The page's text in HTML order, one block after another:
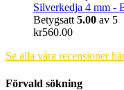
Silverkedja 4 mm -
Betygsatt 5.00 av 5
kr560.00
Se alla våra recensioner
Förvald sökning